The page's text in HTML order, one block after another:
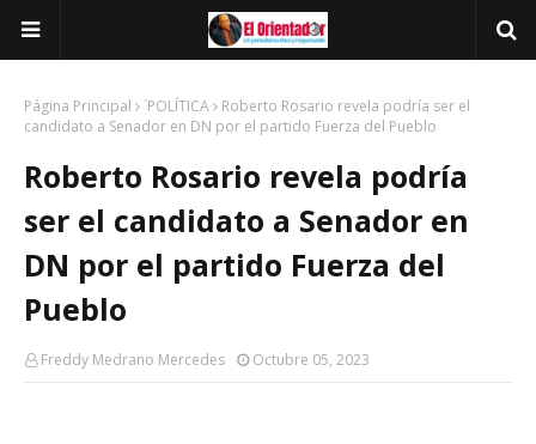
Página Principal ´POLÍTICA
Roberto Rosario revela podría ser el
candidato a Senador en DN por el partido Fuerza del Pueblo
Roberto Rosario revela podría
ser el candidato a Senador en
DN por el partido Fuerza del
Pueblo
Freddy Medrano Mercedes Octubre 05, 2023